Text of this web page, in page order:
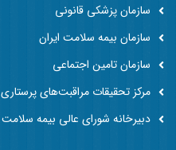
سازمان پزشکی قانونی
سازمان بیمه سلامت ایران
سازمان تامین اجتماعی
مرکز تحقیقات مراقبت‌های پرستاری
دبیرخانه شورای عالی بیمه سلامت